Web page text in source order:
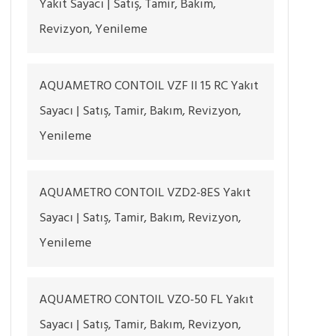
Yakıt Sayacı | Satış, Tamir, Bakım,
Revizyon, Yenileme
AQUAMETRO CONTOIL VZF II 15 RC Yakıt
Sayacı | Satış, Tamir, Bakım, Revizyon,
Yenileme
AQUAMETRO CONTOIL VZD2-8ES Yakıt
Sayacı | Satış, Tamir, Bakım, Revizyon,
Yenileme
AQUAMETRO CONTOIL VZO-50 FL Yakıt
Sayacı | Satış, Tamir, Bakım, Revizyon,